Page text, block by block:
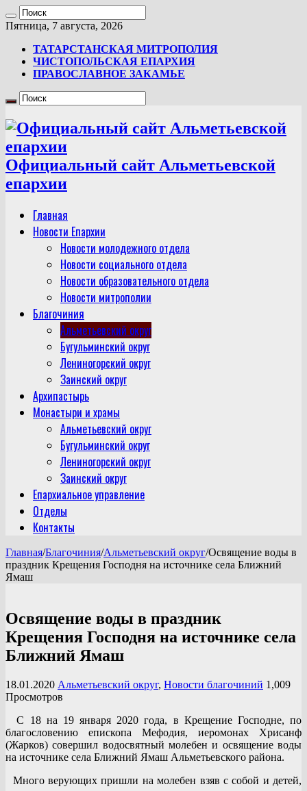
Пятница, 7 августа, 2026
ТАТАРСТАНСКАЯ МИТРОПОЛИЯ
ЧИСТОПОЛЬСКАЯ ЕПАРХИЯ
ПРАВОСЛАВНОЕ ЗАКАМЬЕ
Официальный сайт Альметьевской
епархии
Главная
Новости Епархии
Новости молодежного отдела
Новости социального отдела
Новости образовательного отдела
Новости митрополии
Благочиния
Альметьевский округ
Бугульминский округ
Лениногорский округ
Заинский округ
Архипастырь
Монастыри и храмы
Альметьевский округ
Бугульминский округ
Лениногорский округ
Заинский округ
Епархиальное управление
Отделы
Контакты
Главная/Благочиния/Альметьевский округ/Освящение воды в
праздник Крещения Господня на источнике села Ближний
Ямаш
Освящение воды в праздник
Крещения Господня на источнике села
Ближний Ямаш
18.01.2020 Альметьевский округ, Новости благочиний 1,009
Просмотров
С 18 на 19 января 2020 года, в Крещение Господне, по
благословению епископа Мефодия, иеромонах Хрисанф
(Жарков) совершил водосвятный молебен и освящение воды
на источнике села Ближний Ямаш Альметьевского района.
Много верующих пришли на молебен взяв с собой и детей,